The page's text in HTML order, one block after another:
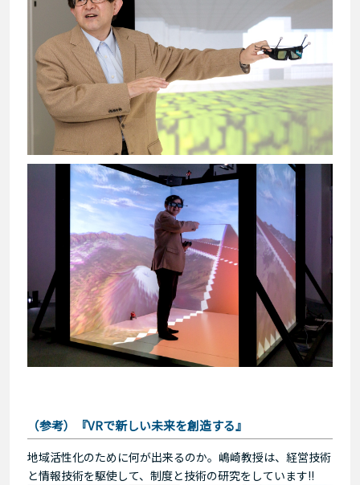
（参考）『VRで新しい未来を創造する』
地域活性化のために何が出来るのか。嶋崎教授は、経営技術
と情報技術を駆使して、制度と技術の研究をしています!!